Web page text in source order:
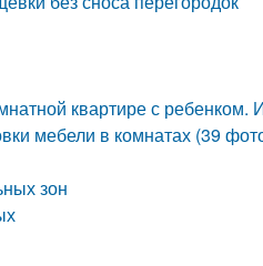
квартире с
мебели в комнатах (39
зон